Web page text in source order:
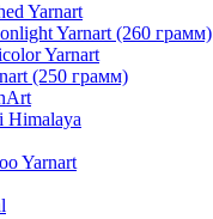
Yarnart
Yarnart (260 грамм)
Yarnart
(250 грамм)
Himalaya
Yarnart